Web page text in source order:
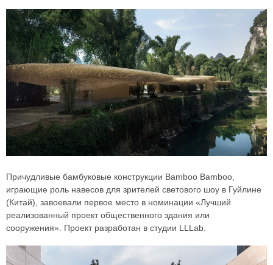
Причудливые бамбуковые конструкции Bamboo Bamboo,
играющие роль навесов для зрителей светового шоу в Гуйлине
(Китай), завоевали первое место в номинации «Лучший
реализованный проект общественного здания или
сооружения». Проект разработан в студии LLLab.